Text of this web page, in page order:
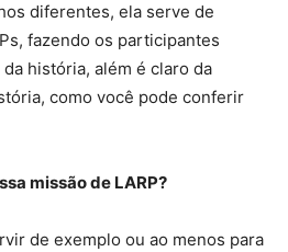
diferentes, ela serve de
fazendo os participantes
história, além é claro da
como você pode conferir
missão de LARP?
de exemplo ou ao menos para